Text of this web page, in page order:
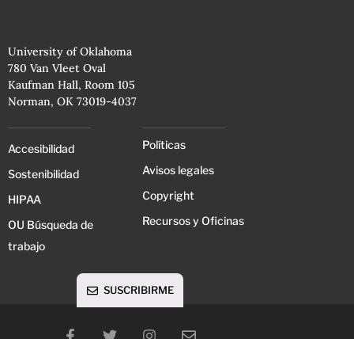
University of Oklahoma
780 Van Vleet Oval
Kaufman Hall, Room 105
Norman, OK 73019-4037
Accesibilidad
Sostenibilidad
HIPAA
OU Búsqueda de
trabajo
Políticas
Avisos legales
Copyright
Recursos y Oficinas
SUSCRIBIRME